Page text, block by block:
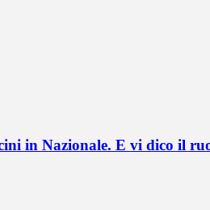
in Nazionale. E vi dico il